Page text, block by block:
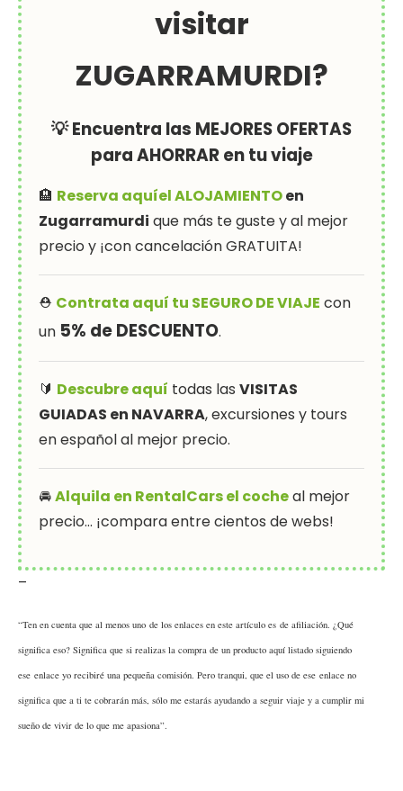
visitar
ZUGARRAMURDI?
💡 Encuentra las MEJORES OFERTAS
para AHORRAR en tu viaje
🏨 Reserva aquíel ALOJAMIENTOen
Zugarramurdi que más te guste y al mejor
precio y ¡con cancelación GRATUITA!
⛑ Contrata aquí tu SEGURO DE VIAJE con
un 5% de DESCUENTO.
🔰 Descubre aquí todas lasVISITAS
GUIADAS en NAVARRA, excursiones y tours
en español al mejor precio.
🚘Alquila en RentalCars el cocheal mejor
precio… ¡compara entre cientos de webs!
–
“Ten en cuenta que al menos uno de los enlaces en este artículo es de afiliación. ¿Qué
significa eso? Significa que si realizas la compra de un producto aquí listado siguiendo
ese enlace yo recibiré una pequeña comisión. Pero tranqui, que el uso de ese enlace no
significa que a ti te cobrarán más, sólo me estarás ayudando a seguir viaje y a cumplir mi
sueño de vivir de lo que me apasiona”.